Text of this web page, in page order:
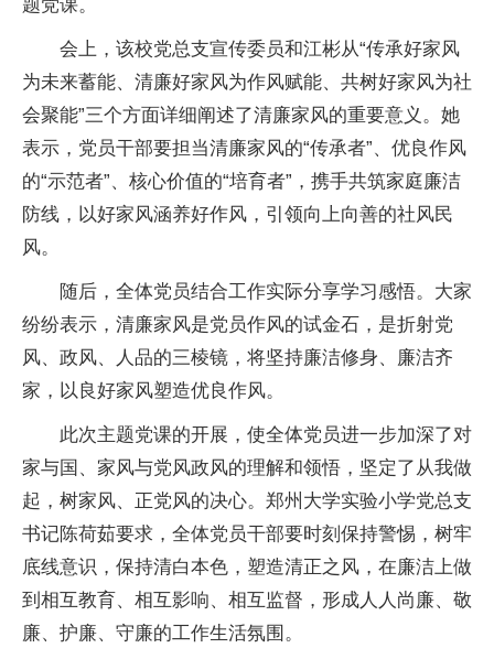
题党课。
会上，该校党总支宣传委员和江彬从“传承好家风
为未来蓄能、清廉好家风为作风赋能、共树好家风为社
会聚能”三个方面详细阐述了清廉家风的重要意义。她
表示，党员干部要担当清廉家风的“传承者”、优良作风
的“示范者”、核心价值的“培育者”，携手共筑家庭廉洁
防线，以好家风涵养好作风，引领向上向善的社风民
风。
随后，全体党员结合工作实际分享学习感悟。大家
纷纷表示，清廉家风是党员作风的试金石，是折射党
风、政风、人品的三棱镜，将坚持廉洁修身、廉洁齐
家，以良好家风塑造优良作风。
此次主题党课的开展，使全体党员进一步加深了对
家与国、家风与党风政风的理解和领悟，坚定了从我做
起，树家风、正党风的决心。郑州大学实验小学党总支
书记陈荷茹要求，全体党员干部要时刻保持警惕，树牢
底线意识，保持清白本色，塑造清正之风，在廉洁上做
到相互教育、相互影响、相互监督，形成人人尚廉、敬
廉、护廉、守廉的工作生活氛围。